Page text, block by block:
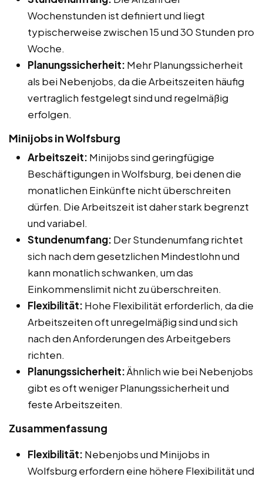
Wochenstunden ist definiert und liegt
typischerweise zwischen 15 und 30 Stunden pro
Woche.
Planungssicherheit: Mehr Planungssicherheit
als bei Nebenjobs, da die Arbeitszeiten häufig
vertraglich festgelegt sind und regelmäßig
erfolgen.
Minijobs in Wolfsburg
Arbeitszeit: Minijobs sind geringfügige
Beschäftigungen in Wolfsburg, bei denen die
monatlichen Einkünfte nicht überschreiten
dürfen. Die Arbeitszeit ist daher stark begrenzt
und variabel.
Stundenumfang: Der Stundenumfang richtet
sich nach dem gesetzlichen Mindestlohn und
kann monatlich schwanken, um das
Einkommenslimit nicht zu überschreiten.
Flexibilität: Hohe Flexibilität erforderlich, da die
Arbeitszeiten oft unregelmäßig sind und sich
nach den Anforderungen des Arbeitgebers
richten.
Planungssicherheit:Ähnlich wie bei Nebenjobs
gibt es oft weniger Planungssicherheit und
feste Arbeitszeiten.
Zusammenfassung
Flexibilität: Nebenjobs und Minijobs in
Wolfsburg erfordern eine höhere Flexibilität und